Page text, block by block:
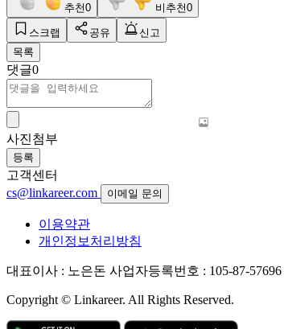
추천0 비추천0
스크랩 공유
신고
목록
댓글0
사진첨부
등록
고객센터
cs@linkareer.com
이메일 문의
이용약관
개인정보처리방침
대표이사 : 노은돈 사업자등록번호 : 105-87-57696
Copyright © Linkareer. All Rights Reserved.